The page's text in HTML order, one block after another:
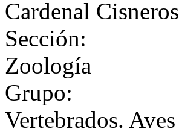
Cardenal Cisneros
Sección:
Zoología
Grupo:
Vertebrados. Aves